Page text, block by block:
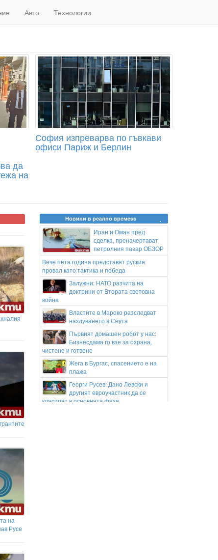
Авто Технологии
да
на
София изпреварва по гъвкави
офиси Париж и Берлин
на
Русе
Новини в реално времеss
Иран и Оман пред
сделка, преначертават
петролния пазар ОБЗОР
Вече пета година представят руския
провал като тактика и победа
Залужни: НАТО разчита на
доктрини от Втората световна
война
Властите в Мароко разследват
нахлуването в Сеута
Първият домашен робот у нас:
Бизнесдама го взе за охрана,
чистене и готвене
Жега в Бургас, спасението е на
плажа
Георги Русев: Дано Левски и
другият евроучастник да се
класират в основната фаза